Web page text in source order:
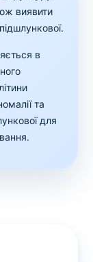
виявити
в
та
для